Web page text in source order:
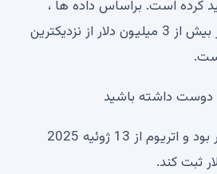
کرده است. براساس داده ها ،
سولانا 17،373،751 دلار بیش از 3 میلیون دلار از نزدیکترین
دوست داشته باشید
Tron 14.15 میلیون دلار بود و اتریوم از 13 ژوئیه 2025